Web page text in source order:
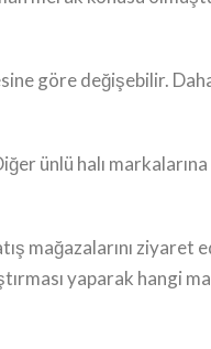
göre değişebilir.
ünlü halı markalarına
mağazalarını
yaparak hangi